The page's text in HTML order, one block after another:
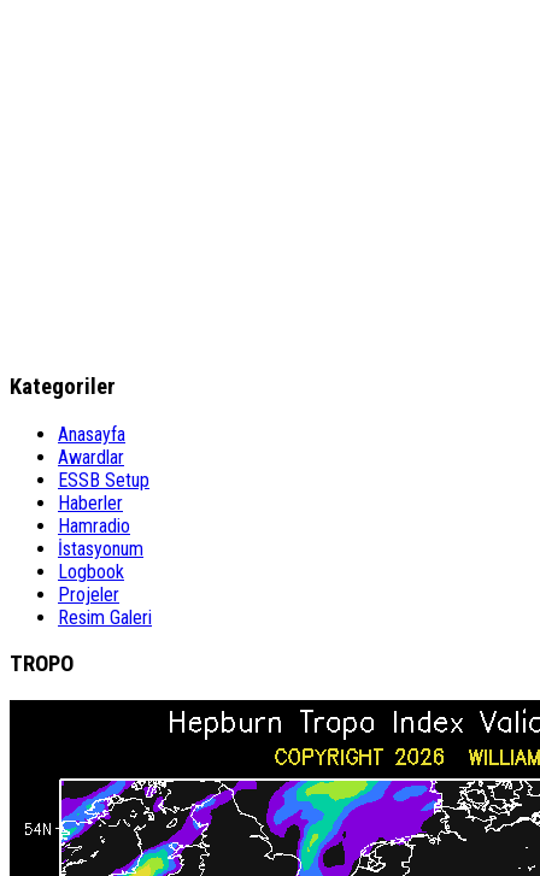
Kategoriler
Anasayfa
Awardlar
ESSB Setup
Haberler
Hamradio
İstasyonum
Logbook
Projeler
Resim Galeri
TROPO